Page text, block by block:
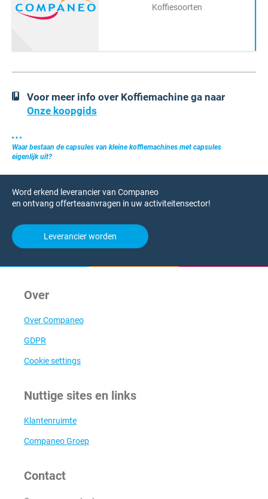
Koffiesoorten
Voor meer info over Koffiemachine ga naar
Onze koopgids
Waar bestaan de capsules van kleine koffiemachines met capsules
eigenlijk uit?
Word erkend leverancier van Companeo
en ontvang offerteaanvragen in uw activiteitensector!
Leverancier worden
Over
Over Companeo
GDPR
Cookie settings
Nuttige sites en links
Klantenruimte
Companeo Groep
Contact